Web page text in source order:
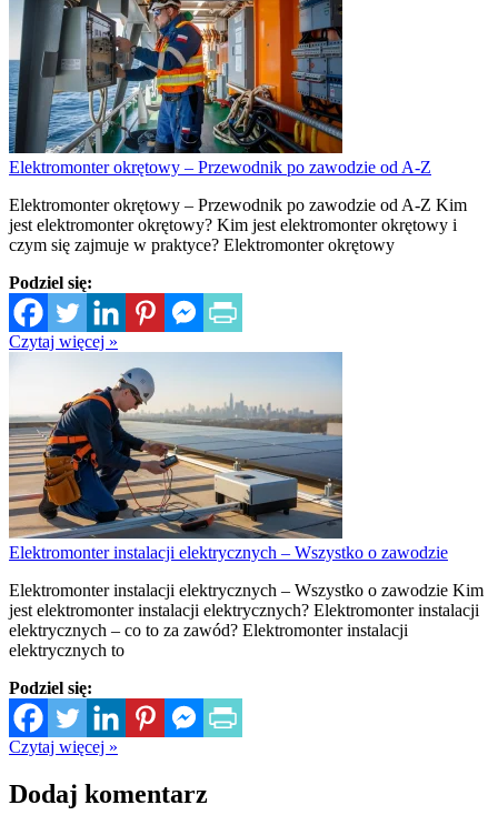
Elektromonter okrętowy – Przewodnik po zawodzie od A-Z
Elektromonter okrętowy – Przewodnik po zawodzie od A-Z Kim
jest elektromonter okrętowy? Kim jest elektromonter okrętowy i
czym się zajmuje w praktyce? Elektromonter okrętowy
Podziel się:
Czytaj więcej »
Elektromonter instalacji elektrycznych – Wszystko o zawodzie
Elektromonter instalacji elektrycznych – Wszystko o zawodzie Kim
jest elektromonter instalacji elektrycznych? Elektromonter instalacji
elektrycznych – co to za zawód? Elektromonter instalacji
elektrycznych to
Podziel się:
Czytaj więcej »
Dodaj komentarz